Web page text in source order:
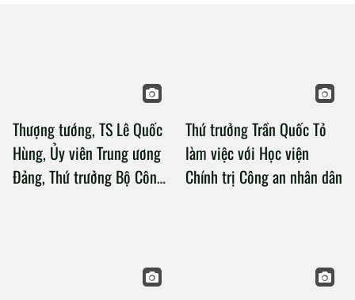
Thượng tướng, TS Lê Quốc
Hùng, Ủy viên Trung ương
Đảng, Thứ trưởng Bộ Công
Thứ trưởng Trần Quốc Tỏ
làm việc với Học viện
Chính trị Công an nhân dân